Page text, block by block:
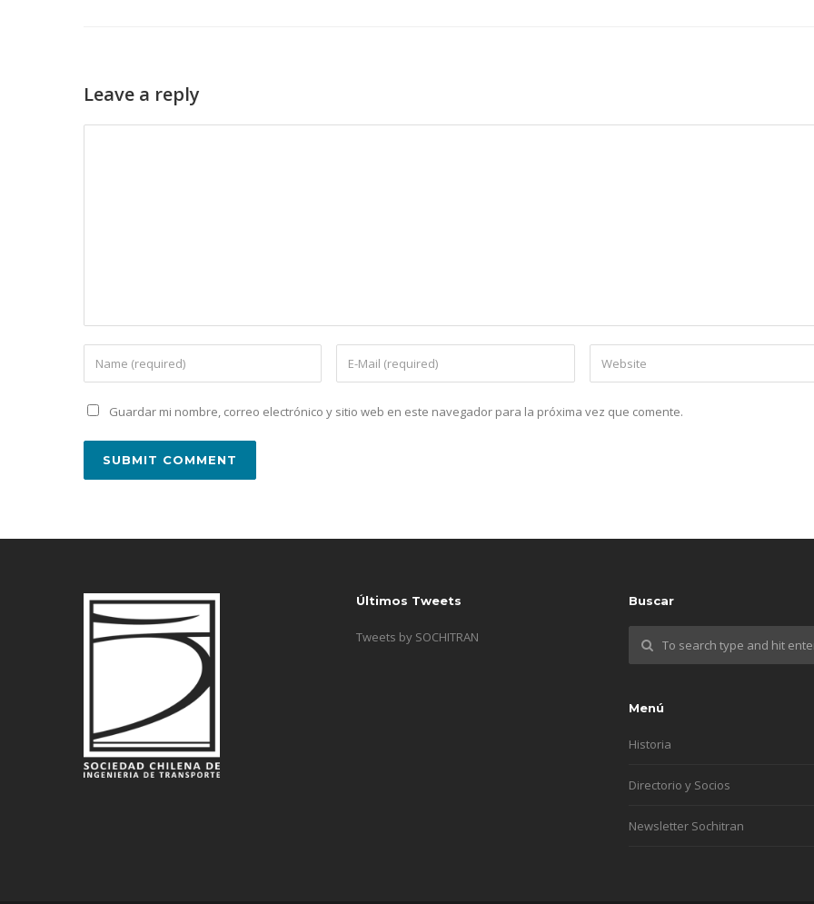
Leave a reply
Guardar mi nombre, correo electrónico y sitio web en este navegador para la próxima vez que comente.
Últimos Tweets
Tweets by SOCHITRAN
Buscar
Menú
Historia
Directorio y Socios
Newsletter Sochitran